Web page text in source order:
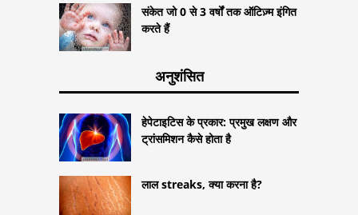
संकेत जो 0 से 3 वर्षों तक ऑटिज़्म इंगित
करते हैं
अनुशंसित
हेपेटाइटिस के प्रकार: प्रमुख लक्षण और
ट्रांसमिशन कैसे होता है
लाल streaks, क्या करना है?